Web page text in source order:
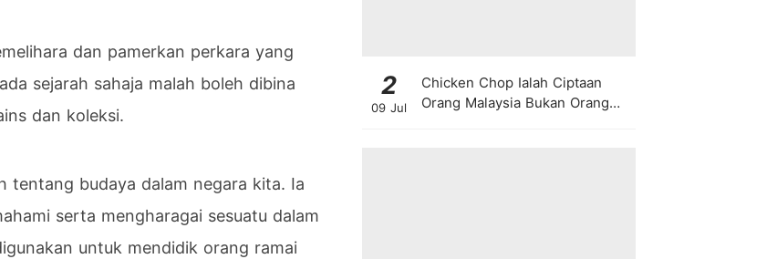
dan pamerkan perkara yang
sejarah sahaja malah boleh dibina
dan koleksi.
tentang budaya dalam negara kita. Ia
serta mengharagai sesuatu dalam
untuk mendidik orang ramai
2
09 Jul
Chicken Chop Ialah Ciptaan
Orang Malaysia Bukan Orang